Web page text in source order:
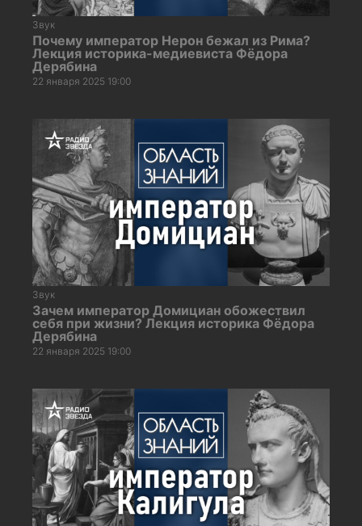
Звук
Почему император Нерон бежал из Рима?
Лекция историка-медиевиста Фёдора
Дерябина
22 января 2025 19:00
Звук
Зачем император Домициан обожествил
себя при жизни? Лекция историка Фёдора
Дерябина
22 января 2025 19:00